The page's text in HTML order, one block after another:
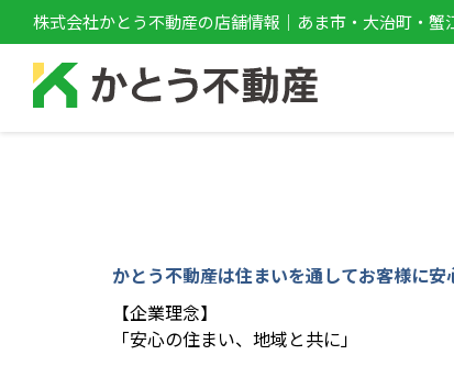
株式会社かとう不動産の店舗情報｜あま市・大治町・
かとう不動産は住まいを通してお客様に安
【企業理念】
「安心の住まい、地域と共に」